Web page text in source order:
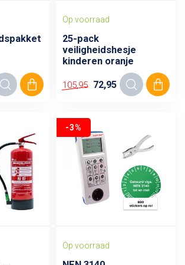
Op voorraad
25-pack
veiligheidshesje
kinderen oranje
105,95 72,95
-3%
Op voorraad